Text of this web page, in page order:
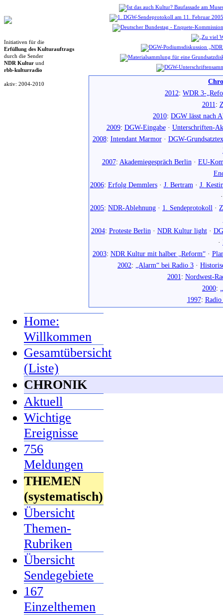
Initiativen für die
Erfüllung des Kulturauftrags
durch die Sender
NDR Kultur und
rbb-kulturradio
aktiv: 2004-2010
2012: WDR 3-
2011:
2010: DGW lässt nach
2009: DGW-Eingabe· Unterschriften-
2008: Intendant Marmor· DGW-
2007: Akademiegespräch Berlin · EU-
2006: Erfolg Demmlers· J. Bertram · J.
2005: NDR-Ablehnung · 1. Sendeprotokoll ·
2004: Proteste Berlin · NDR Kultur light·
·
2003: NDR Kultur mit halber „Reform“·
2002: „Alarm“ bei Radio 3 ·
2001: Nordwest-
2000:
1997:
Home:
Willkommen
Gesamtübersicht
(Liste)
CHRONIK
Aktuell
Wichtige
Ereignisse
756
Meldungen
THEMEN
(systematisch)
Übersicht
Themen-
Rubriken
Übersicht
Sendegebiete
167
Einzelthemen